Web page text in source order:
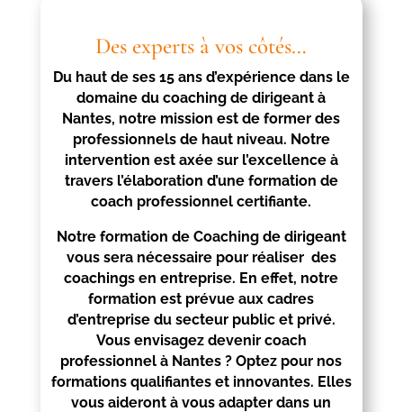
Des experts à vos côtés…
Du haut de ses 15 ans d’expérience dans le
domaine du coaching de dirigeant à
Nantes, notre mission est de former des
professionnels de haut niveau. Notre
intervention est axée sur l’excellence à
travers l’élaboration d’une formation de
coach professionnel certifiante.
Notre formation de Coaching de dirigeant
vous sera nécessaire pour réaliser des
coachings en entreprise. En effet, notre
formation est prévue aux cadres
d’entreprise du secteur public et privé.
Vous envisagez devenir coach
professionnel à Nantes ? Optez pour nos
formations qualifiantes et innovantes. Elles
vous aideront à vous adapter dans un